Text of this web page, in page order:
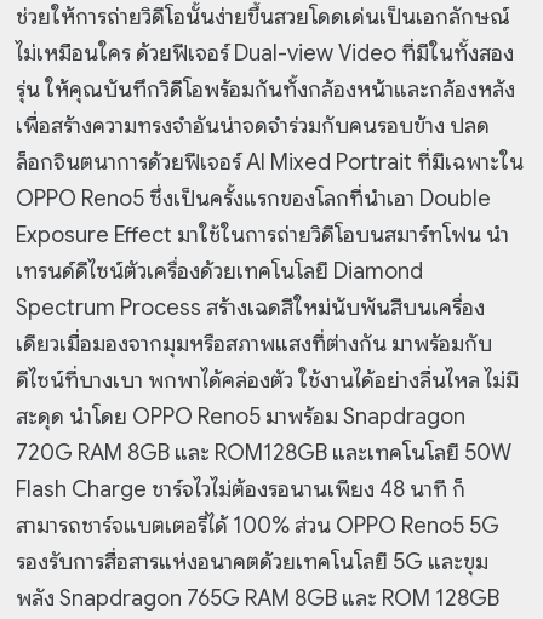
ช่วยให้การถ่ายวิดีโอนั้นง่ายขึ้นสวยโดดเด่นเป็นเอกลักษณ์
ไม่เหมือนใคร ด้วยฟีเจอร์ Dual-view Video ที่มีในทั้งสอง
รุ่น ให้คุณบันทึกวิดีโอพร้อมกันทั้งกล้องหน้าและกล้องหลัง
เพื่อสร้างความทรงจำอันน่าจดจำร่วมกับคนรอบข้าง ปลด
ล็อกจินตนาการด้วยฟีเจอร์AI Mixed Portrait ที่มีเฉพาะใน
OPPO Reno5 ซึ่งเป็นครั้งแรกของโลกที่นำเอา Double
Exposure Effect มาใช้ในการถ่ายวิดีโอบนสมาร์ทโฟน นำ
เทรนด์ดีไซน์ตัวเครื่องด้วยเทคโนโลยี Diamond
Spectrum Process สร้างเฉดสีใหม่นับพันสีบนเครื่อง
เดียวเมื่อมองจากมุมหรือสภาพแสงที่ต่างกัน มาพร้อมกับ
ดีไซน์ที่บางเบา พกพาได้คล่องตัวใช้งานได้อย่างลื่นไหล ไม่มี
สะดุด นำโดย OPPO Reno5 มาพร้อม Snapdragon
720G RAM 8GB และ ROM128GB และเทคโนโลยี 50W
Flash Charge ชาร์จไวไม่ต้องรอนานเพียง 48 นาที ก็
สามารถชาร์จแบตเตอรี่ได้ 100% ส่วน OPPO Reno5 5G
รองรับการสื่อสารแห่งอนาคตด้วยเทคโนโลยี 5G และขุม
พลัง Snapdragon 765G RAM 8GB และ ROM 128GB